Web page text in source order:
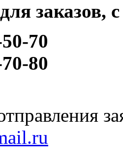
заказов,
70
80